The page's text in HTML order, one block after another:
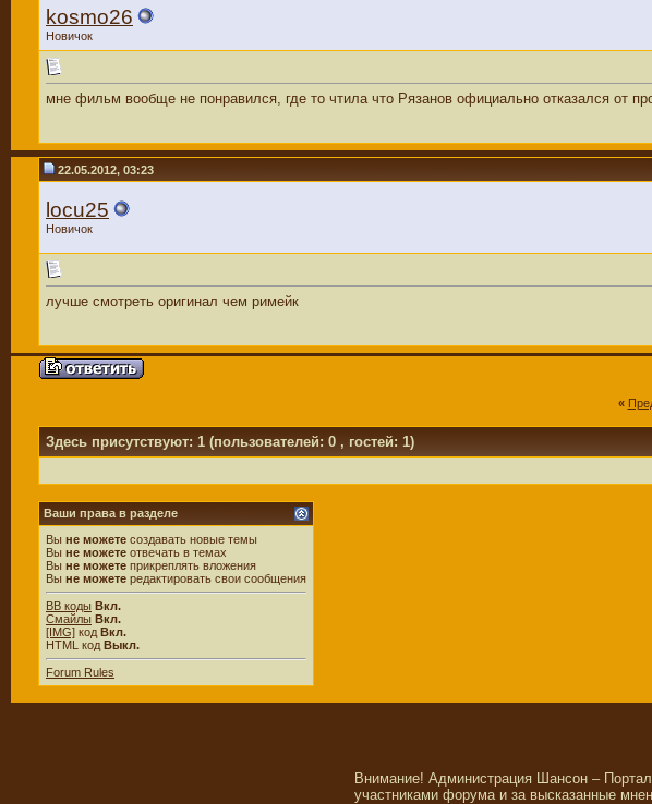
kosmo26
Новичок
мне фильм вообще не понравился, где то чтила что Рязанов официально отказался от
22.05.2012, 03:23
locu25
Новичок
лучше смотреть оригинал чем римейк
«
Здесь присутствуют: 1 (пользователей: 0 , гостей: 1)
Ваши права в разделе
Вы не можете создавать новые темы
Вы не можете отвечать в темах
Вы не можете прикреплять вложения
Вы не можете редактировать свои сообщения
BB коды Вкл.
Смайлы Вкл.
[IMG] код Вкл.
HTML код Выкл.
Forum Rules
Внимание! Администрация Шансон –
участниками форума и за высказанные